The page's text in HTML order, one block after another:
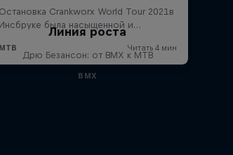
Линия роста
Дрю Безансон: от BMX к MTB
BMX